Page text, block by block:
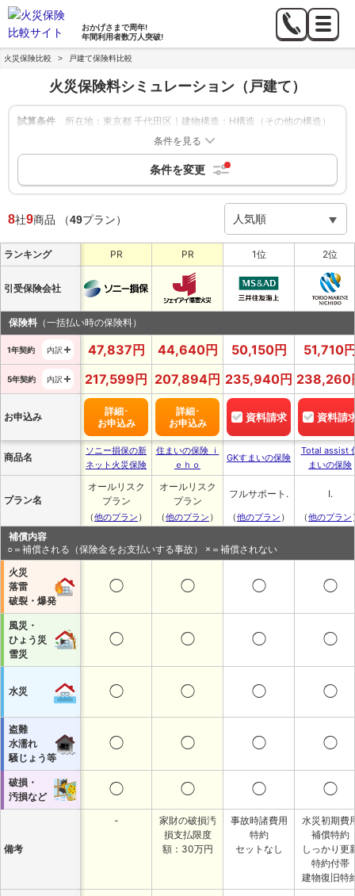
おかげさまで周年!
年間利用者数万人突破!
火災保険比較 > 戸建て保険料比較
火災保険料シミュレーション （戸建て）
試算条件
所在地：東京都 千代田区｜建物構造：H構造（その他の構造）
｜築年数：新築｜建物の保険金額：1,000万円｜家財補償：500
万円｜地震保険：あり
保険期間：1年,5年|
条件を見る
条件を変更
8社9商品 （49プラン）
ランキング PR PR 1位 2位
引受保険会社
保険料 （一括払い時の保険料）
1年契約 内訳 47,837 円 44,640円 50,150円 51,710
5年契約 内訳 217,599 円 207,894円 235,940円 238,260
お申込み
詳細･
お申込み
詳細･
お申込み
資料請求 資料請
商品名
ソニー損保の新
ネット火災保険
住まいの保険 ｉ
ｅｈｏ
GKすまいの保険
Total assist
まいの保険
プラン名
オールリスク
プラン
オールリスク
プラン
フルサポート.
I.
（他のプラン ） （他のプラン ） （他のプラン ） （他のプラン
補償内容
○＝補償される（保険金をお支払いする事故） ×＝補償されない
火災
落雷
破裂・爆発
◯ ◯ ◯ ◯
風災・
ひょう災
雪災
◯ ◯ ◯ ◯
水災 ◯ ◯ ◯ ◯
盗難
水濡れ
騒じょう等
◯ ◯ ◯ ◯
破損・
汚損など
◯ ◯ ◯ ◯
備考
-
家財の破損汚
損支払限度
額：30万円
事故時諸費用
特約
セットなし
水災初期費
補償特約
しっかり更
特約付帯
建物復旧特